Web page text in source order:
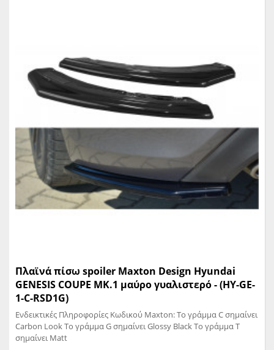
Πλαϊνά πίσω spoiler Maxton Design Hyundai
GENESIS COUPE MK.1 μαύρο γυαλιστερό - (HY-GE-
1-C-RSD1G)
Ενδεικτικές Πληροφορίες Κωδικού Maxton: Το γράμμα C σημαίνει
Carbon Look Το γράμμα G σημαίνει Glossy Black Το γράμμα T
σημαίνει Matt